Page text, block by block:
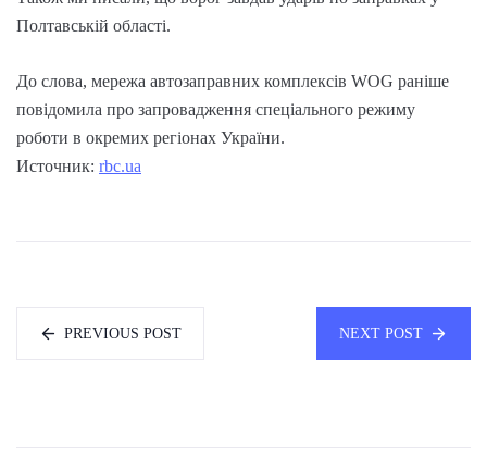
Полтавській області.
До слова, мережа автозаправних комплексів WOG раніше
повідомила про запровадження спеціального режиму
роботи в окремих регіонах України.
Источник: rbc.ua
PREVIOUS POST NEXT POST